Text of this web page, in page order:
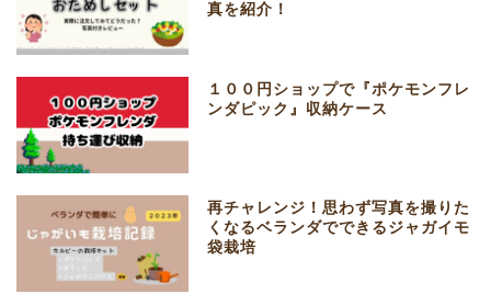
真を紹介！
１００円ショップで『ポケモンフレ
ンダピック』収納ケース
再チャレンジ！思わず写真を撮りた
くなるベランダでできるジャガイモ
袋栽培